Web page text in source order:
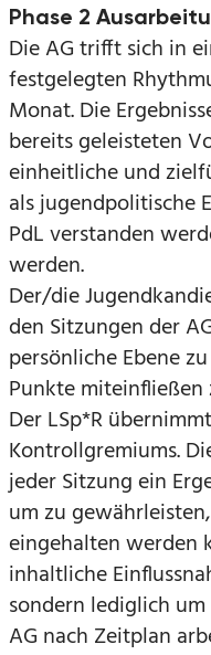
Phase 2
Die AG trifft sich in
festgelegten
Monat. Die
bereits geleisteten
einheitliche und
als jugendpolitische
PdL verstanden
werden.
Der/die
den Sitzungen der
persönliche Ebene
Punkte miteinfließen
Der LSp*R
Kontrollgremiums.
jeder Sitzung ein
um zu
eingehalten werden
inhaltliche
sondern lediglich
AG nach Zeitplan